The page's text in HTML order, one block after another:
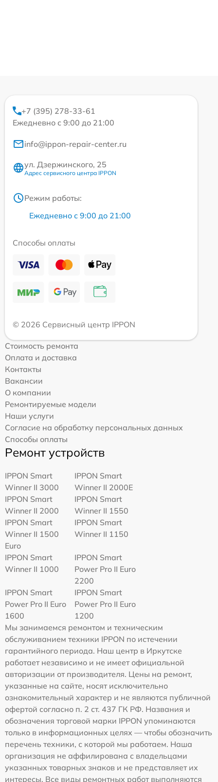
+7 (395) 278-33-61
Ежедневно с 9:00 до 21:00
info@ippon-repair-center.ru
ул. Дзержинского, 25
Адрес сервисного центра IPPON
Режим работы:
Ежедневно с 9:00 до 21:00
Способы оплаты
© 2026 Сервисный центр IPPON
Стоимость ремонта
Оплата и доставка
Контакты
Вакансии
О компании
Ремонтируемые модели
Наши услуги
Согласие на обработку персональных данных
Способы оплаты
Ремонт устройств
IPPON Smart
Winner II 3000
IPPON Smart
Winner II 2000E
IPPON Smart
Winner II 2000
IPPON Smart
Winner II 1550
IPPON Smart
Winner II 1500
Euro
IPPON Smart
Winner II 1150
IPPON Smart
Winner II 1000
IPPON Smart
Power Pro II Euro
2200
IPPON Smart
Power Pro II Euro
1600
IPPON Smart
Power Pro II Euro
1200
Мы занимаемся ремонтом и техническим
обслуживанием техники IPPON по истечении
гарантийного периода. Наш центр в Иркутске
работает независимо и не имеет официальной
авторизации от производителя. Цены на ремонт,
указанные на сайте, носят исключительно
ознакомительный характер и не являются публичной
офертой согласно п. 2 ст. 437 ГК РФ. Названия и
обозначения торговой марки IPPON упоминаются
только в информационных целях — чтобы обозначить
перечень техники, с которой мы работаем. Наша
организация не аффилирована с владельцами
указанных товарных знаков и не представляет их
интересы. Все виды ремонтных работ выполняются